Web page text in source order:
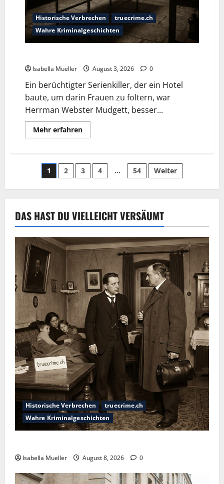
Historische Verbrechen
truecrime.ch
Wahre Kriminalgeschichten
Isabella Mueller August 3, 2026 0
Ein berüchtigter Serienkiller, der ein Hotel
baute, um darin Frauen zu foltern, war
Herrman Webster Mudgett, besser...
Mehr erfahren
1 2 3 4 … 54 Weiter
DAS HAST DU VIELLEICHT VERSÄUMT
Historische Verbrechen
truecrime.ch
Wahre Kriminalgeschichten
Isabella Mueller August 8, 2026 0